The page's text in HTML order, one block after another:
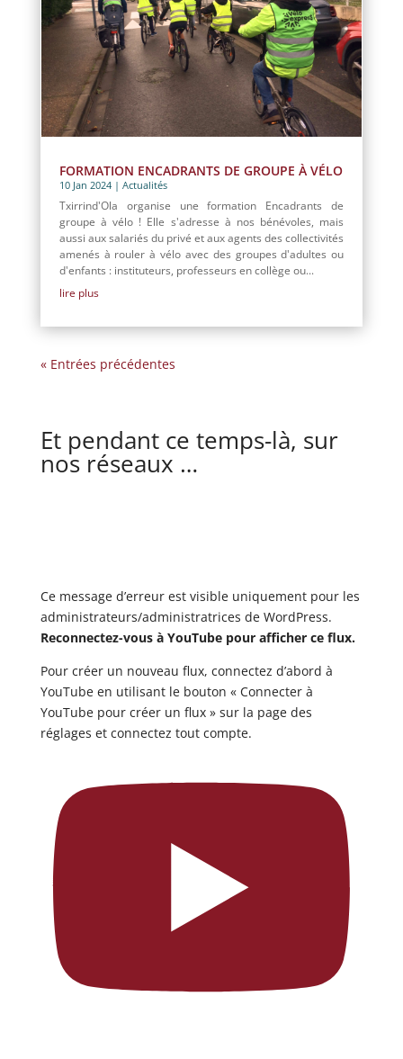
FORMATION ENCADRANTS DE GROUPE À VÉLO
10 Jan 2024| Actualités
Txirrind'Ola organise une formation Encadrants de
groupe à vélo ! Elle s'adresse à nos bénévoles, mais
aussi aux salariés du privé et aux agents des collectivités
amenés à rouler à vélo avec des groupes d'adultes ou
d'enfants : instituteurs, professeurs en collège ou...
lire plus
« Entrées précédentes
Et pendant ce temps-là, sur
nos réseaux …
Ce message d’erreur est visible uniquement pour les
administrateurs/administratrices de WordPress.
Reconnectez-vous à YouTube pour afficher ce flux.
Pour créer un nouveau flux, connectez d’abord à
YouTube en utilisant le bouton « Connecter à
YouTube pour créer un flux » sur la page des
réglages et connectez tout compte.